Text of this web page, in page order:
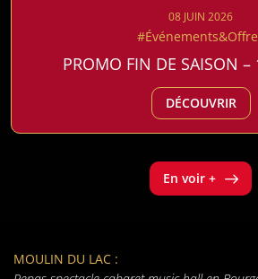
08 JUIN 2026
PROMO FIN DE SAISON
DÉCOUVRIR
En voir +
MOULIN DU LAC :